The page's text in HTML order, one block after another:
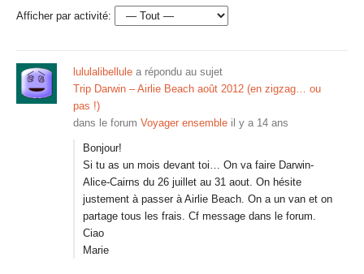
Afficher par activité:
lululalibellule a répondu au sujet
Trip Darwin – Airlie Beach août 2012 (en zigzag… ou
pas !)
dans le forum Voyager ensemble il y a 14 ans
Bonjour!
Si tu as un mois devant toi… On va faire Darwin-
Alice-Cairns du 26 juillet au 31 aout. On hésite
justement à passer à Airlie Beach. On a un van et on
partage tous les frais. Cf message dans le forum.
Ciao
Marie